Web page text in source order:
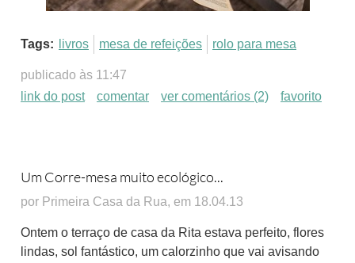
Tags: livros mesa de refeições rolo para mesa
publicado às 11:47
link do post
comentar ver comentários (2) favorito
Um Corre-mesa muito ecológico...
por Primeira Casa da Rua, em 18.04.13
Ontem o terraço de casa da Rita estava perfeito, flores
lindas, sol fantástico, um calorzinho que vai avisando